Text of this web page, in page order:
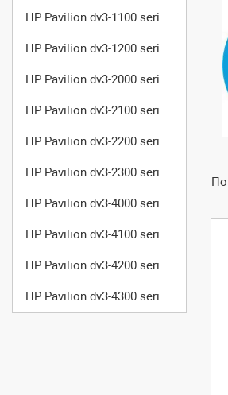
HP Pavilion dv3-1100 series
HP Pavilion dv3-1200 series
HP Pavilion dv3-2000 series
HP Pavilion dv3-2100 series
HP Pavilion dv3-2200 series
HP Pavilion dv3-2300 series
HP Pavilion dv3-4000 series
HP Pavilion dv3-4100 series
HP Pavilion dv3-4200 series
HP Pavilion dv3-4300 series